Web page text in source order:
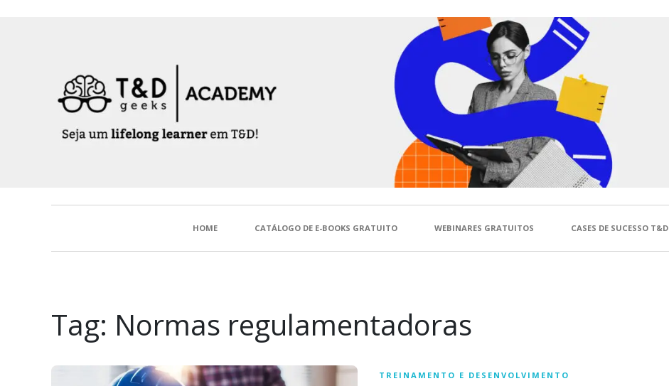
HOME CATÁLOGO DE E-BOOKS GRATUITO WEBINARES GRATUITOS CASES DE SUCESSO T&D
Tag: Normas regulamentadoras
TREINAMENTO E DESENVOLVIMENTO